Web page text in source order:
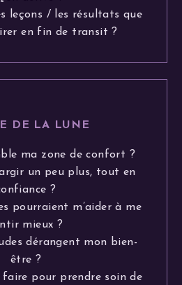
leçons / les résultats que
en fin de transit ?
DE LA LUNE
ma zone de confort ?
un peu plus, tout en
?
pourraient m’aider à me
mieux ?
dérangent mon bien-
être ?
faire pour prendre soin de